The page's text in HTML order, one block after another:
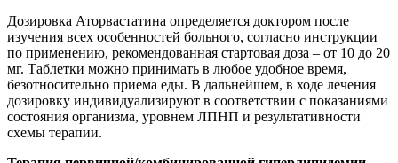
Дозировка Аторвастатина определяется доктором после
изучения всех особенностей больного, согласно инструкции
по применению, рекомендованная стартовая доза – от 10 до 20
мг. Таблетки можно принимать в любое удобное время,
безотносительно приема еды. В дальнейшем, в ходе лечения
дозировку индивидуализируют в соответствии с показаниями
состояния организма, уровнем ЛПНП и результативности
схемы терапии.